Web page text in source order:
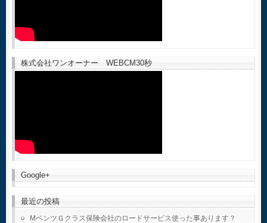
株式会社ワンオーナー WEBCM30秒
Google+
最近の投稿
MベンツＧクラス保険会社のロードサービス使った事あります？